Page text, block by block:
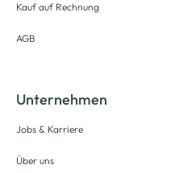
Kauf auf Rechnung
AGB
Unternehmen
Jobs & Karriere
Über uns